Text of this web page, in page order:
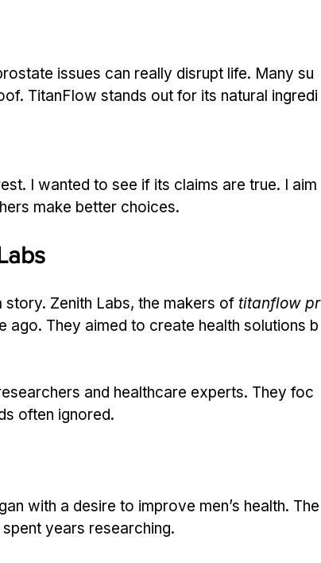
issues can really disrupt life. Many su
TitanFlow stands out for its natural ingredi
I wanted to see if its claims are true. I aim
make better choices.
story. Zenith Labs, the makers of titanflow pr
ago. They aimed to create health solutions b
and healthcare experts. They foc
often ignored.
with a desire to improve men’s health. The
spent years researching.